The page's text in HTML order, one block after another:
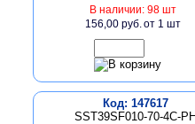
В наличии: 98 шт
156,00 руб.от 1 шт
Код: 147617
SST39SF010-70-4C-